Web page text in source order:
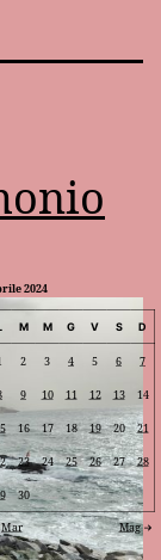
2024
M M G V S D
2 3 4 5 6 7
9 10 11 12 13 14
16 17 18 19 20 21
23 24 25 26 27 28
30
Mar Mag